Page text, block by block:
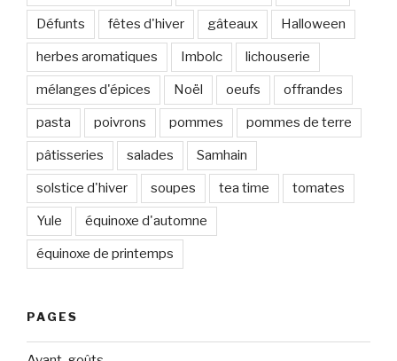
Défunts fêtes d'hiver gâteaux Halloween
herbes aromatiques Imbolc lichouserie
mélanges d'épices Noël oeufs offrandes
pasta poivrons pommes pommes de terre
pâtisseries salades Samhain
solstice d'hiver soupes tea time tomates
Yule équinoxe d'automne
équinoxe de printemps
PAGES